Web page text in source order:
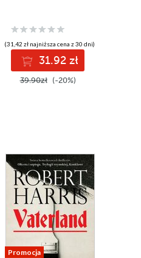
(31,42 zł najniższa cena z 30 dni)
31.92 zł
39.90zł (-20%)
Promocja